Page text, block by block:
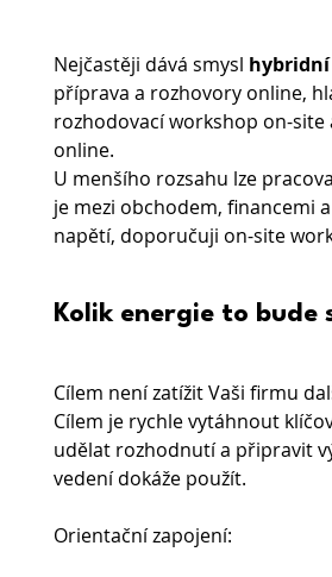
Nejčastěji dává smysl
příprava a rozhovory online,
rozhodovací workshop on-site
online.
U menšího rozsahu lze
je mezi obchodem, financemi
napětí, doporučuji on-site
Kolik energie to bude
Cílem není zatížit Vaši firmu
Cílem je rychle vytáhnout
udělat rozhodnutí a připravit
vedení dokáže použít.
Orientační zapojení: